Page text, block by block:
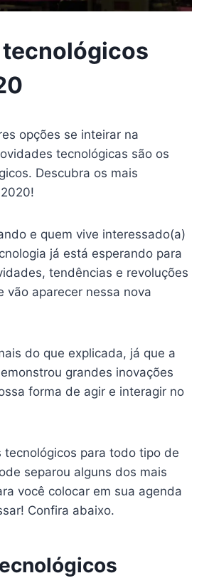
tecnológicos
opções se inteirar na
tecnológicas são os
Descubra os mais
e quem vive interessado(a)
já está esperando para
tendências e revoluções
vão aparecer nessa nova
do que explicada, já que a
grandes inovações
forma de agir e interagir no
tecnológicos para todo tipo de
separou alguns dos mais
você colocar em sua agenda
Confira abaixo.